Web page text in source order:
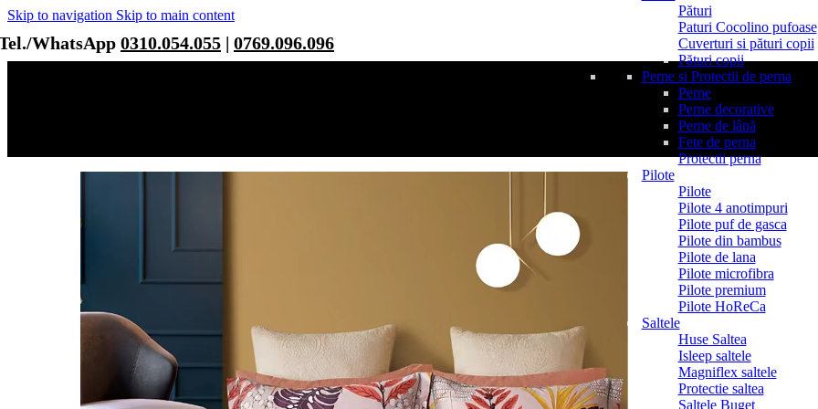
Skip to navigation Skip to main content
WhatsApp 0310.054.055 | 0769.096.096
Pături
Paturi Cocolino pufoase
Cuverturi si pături copii
Pături copii
Perne si Protectii de perna
Perne
Perne decorative
Perne de lână
Fete de perna
Protectii perna
Pilote
Pilote
Pilote 4 anotimpuri
Pilote puf de gasca
Pilote din bambus
Pilote de lana
Pilote microfibra
Pilote premium
Pilote HoReCa
Saltele
Huse Saltea
Isleep saltele
Magniflex saltele
Protectie saltea
Saltele Buget